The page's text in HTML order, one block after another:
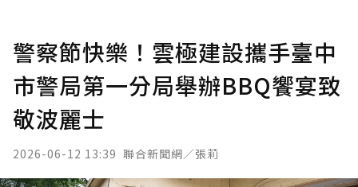
警察節快樂！雲極建設攜手臺中
市警局第一分局舉辦BBQ饗宴致
敬波麗士
2026-06-12 13:39 聯合新聞網／張莉